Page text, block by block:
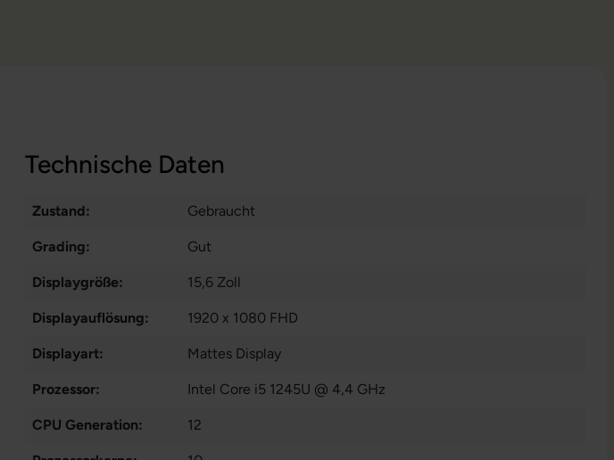
Technische Daten
Zustand: Gebraucht
Grading: Gut
Displaygröße: 15,6 Zoll
Displayauflösung: 1920 x 1080 FHD
Displayart: Mattes Display
Prozessor: Intel Core i5 1245U @ 4,4 GHz
CPU Generation: 12